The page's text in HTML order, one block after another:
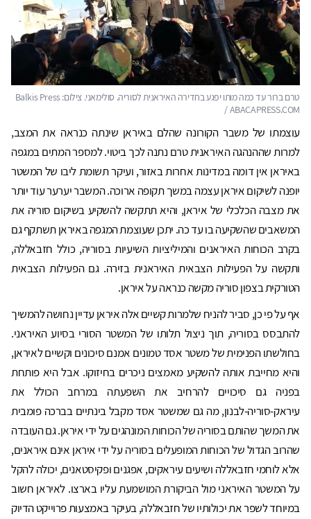
טרם ברור עד כמה מותו יפגע בחדירה האיראנית לסוריה. סולימאני. צילום: Balkis Press
/ ABACAPRESS.COM
עוצמתו של משבר הקורונה שהלם באיראן שינתה כנראה את המצב,
למרות שההנהגה האיראנית טרם נתנה לכך ביטוי. למספר המתים במגפה
באיראן אין דומה במדינות אחרות באזור, ועיקר תשומת ליבו של המשטר
יופנה לשיקום איראן עצמה במשך תקופה ארוכה. המשבר יערער עוד יותר
את מצבה הכלכלי של איראן, והיא תתקשה להשקיע בשיקום סוריה את
המשאבים שהשקיעה בו עד כה. יתכן שעוצמת המגפה באיראן תשתקף גם
בקרב הכוחות האיראנים והמיליציות השיעיות בסוריה, כולל חזבאללה,
ותקשה על הפעילות הצבאית האיראנית בזירה. גם הפעילות הצבאית
הטורקית בצפון סוריה מקשה כנראה על איראן.
אף על פי כן, סביר להניח שלמרות קשיים אלה איראן עדיין נחושה להמשיך
להתבסס בסוריה, תוך ניצול תלותו של המשטר הסורי בסיוע האיראני.
בחולשתו הפנימית של משטר אסד טמונים אמנם סיכונים וקשיים לאיראן,
והיא מחייבת אותה להשקיע מאמצים ניכרים בחיזוקו. אבל היא פותחת
בפניה גם סיכויים להרחיב את השפעתה במרחב הכולל את
עיראק-סוריה-לבנון, מה גם שמשטר אסד מקבל בינתיים בברכה פומבית
את המשך שהותם בסוריה של הכוחות המונהגים על ידי איראן. גם העובדה
שהרוב הגדול של הכוחות המופעלים בסוריה על ידי איראן אינם איראנים,
אלא לוחמי חזבאללה ושיעים עיראקים, אפגנים ופקיסטאנים, יכולה להקל
על המשטר האיראני מול הביקורת המושמעת עליו בארצו. לאיראן חשוב
במיוחד לשפר את יכולותיו של חזבאללה, בעיקר באמצעות פרוייקט הדיוק